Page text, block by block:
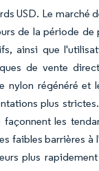
USD. Le marché
de la période
ainsi que
de vente
régénéré et
plus
les
faibles barrières à
plus